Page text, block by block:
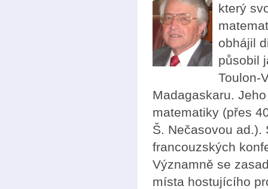
který
obhájil
působil
Toulon-
Madagaskaru.
matematiky (přes
Š. Nečasovou ad.).
francouzských
Významně se
místa hostujícího